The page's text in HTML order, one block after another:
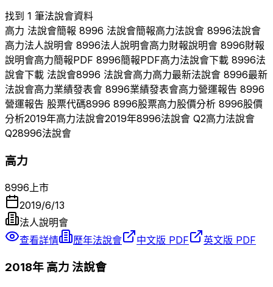
找到 1 筆法說會資料
高力 法說會簡報 8996 法說會簡報高力法說會 8996法說會
高力法人說明會 8996法人說明會高力財報說明會 8996財報
說明會高力簡報PDF 8996簡報PDF高力法說會下載 8996法
說會下載 法說會8996 法說會高力高力最新法說會 8996最新
法說會高力業績發表會 8996業績發表會高力營運報告 8996
營運報告 股票代碼8996 8996股票高力股價分析 8996股價
分析2019年高力法說會2019年8996法說會 Q2高力法說會
Q28996法說會
高力
8996 上市
2019/6/13
法人說明會
查看詳情
歷年法說會 中文版 PDF 英文版 PDF
2018年 高力 法說會